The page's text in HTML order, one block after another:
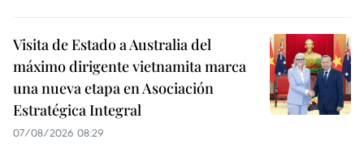
Visita de Estado a Australia del
máximo dirigente vietnamita marca
una nueva etapa en Asociación
Estratégica Integral
07/08/2026 08:29